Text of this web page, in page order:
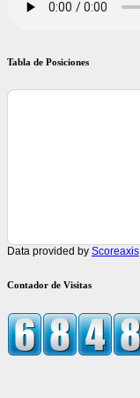
Tabla de Posiciones
Data provided by Scoreaxis
Contador de Visitas